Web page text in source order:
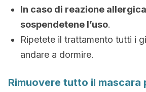
In caso di reazione allergica,
sospendetene l’uso.
Ripetete il trattamento tutti i
andare a dormire.
Rimuovere tutto il mascara